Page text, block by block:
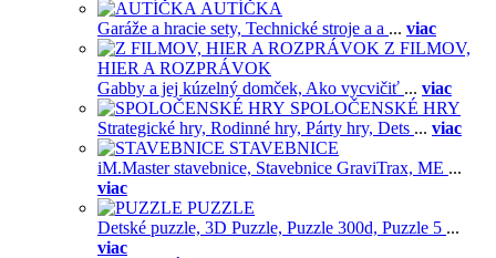
AUTÍČKA
Garáže a hracie sety, Technické stroje a a ... viac
Z FILMOV,
HIER A ROZPRÁVOK
Gabby a jej kúzelný domček, Ako vycvičiť ... viac
SPOLOČENSKÉ HRY
Strategické hry, Rodinné hry, Párty hry, Dets ... viac
STAVEBNICE
iM.Master stavebnice, Stavebnice GraviTrax, ME ...
viac
PUZZLE
Detské puzzle, 3D Puzzle, Puzzle 300d, Puzzle 5 ...
viac